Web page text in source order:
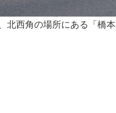
北西角の場所にある「橋